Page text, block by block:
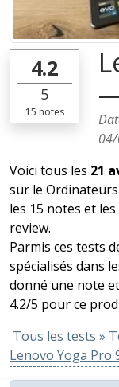
4.2
5
15 notes
Voici tous les 21
sur le
les 15 notes et
review.
Parmis ces tests
spécialisés dans
donné une note
4.2/5 pour ce
Tous les tests »
Lenovo Yoga Pro